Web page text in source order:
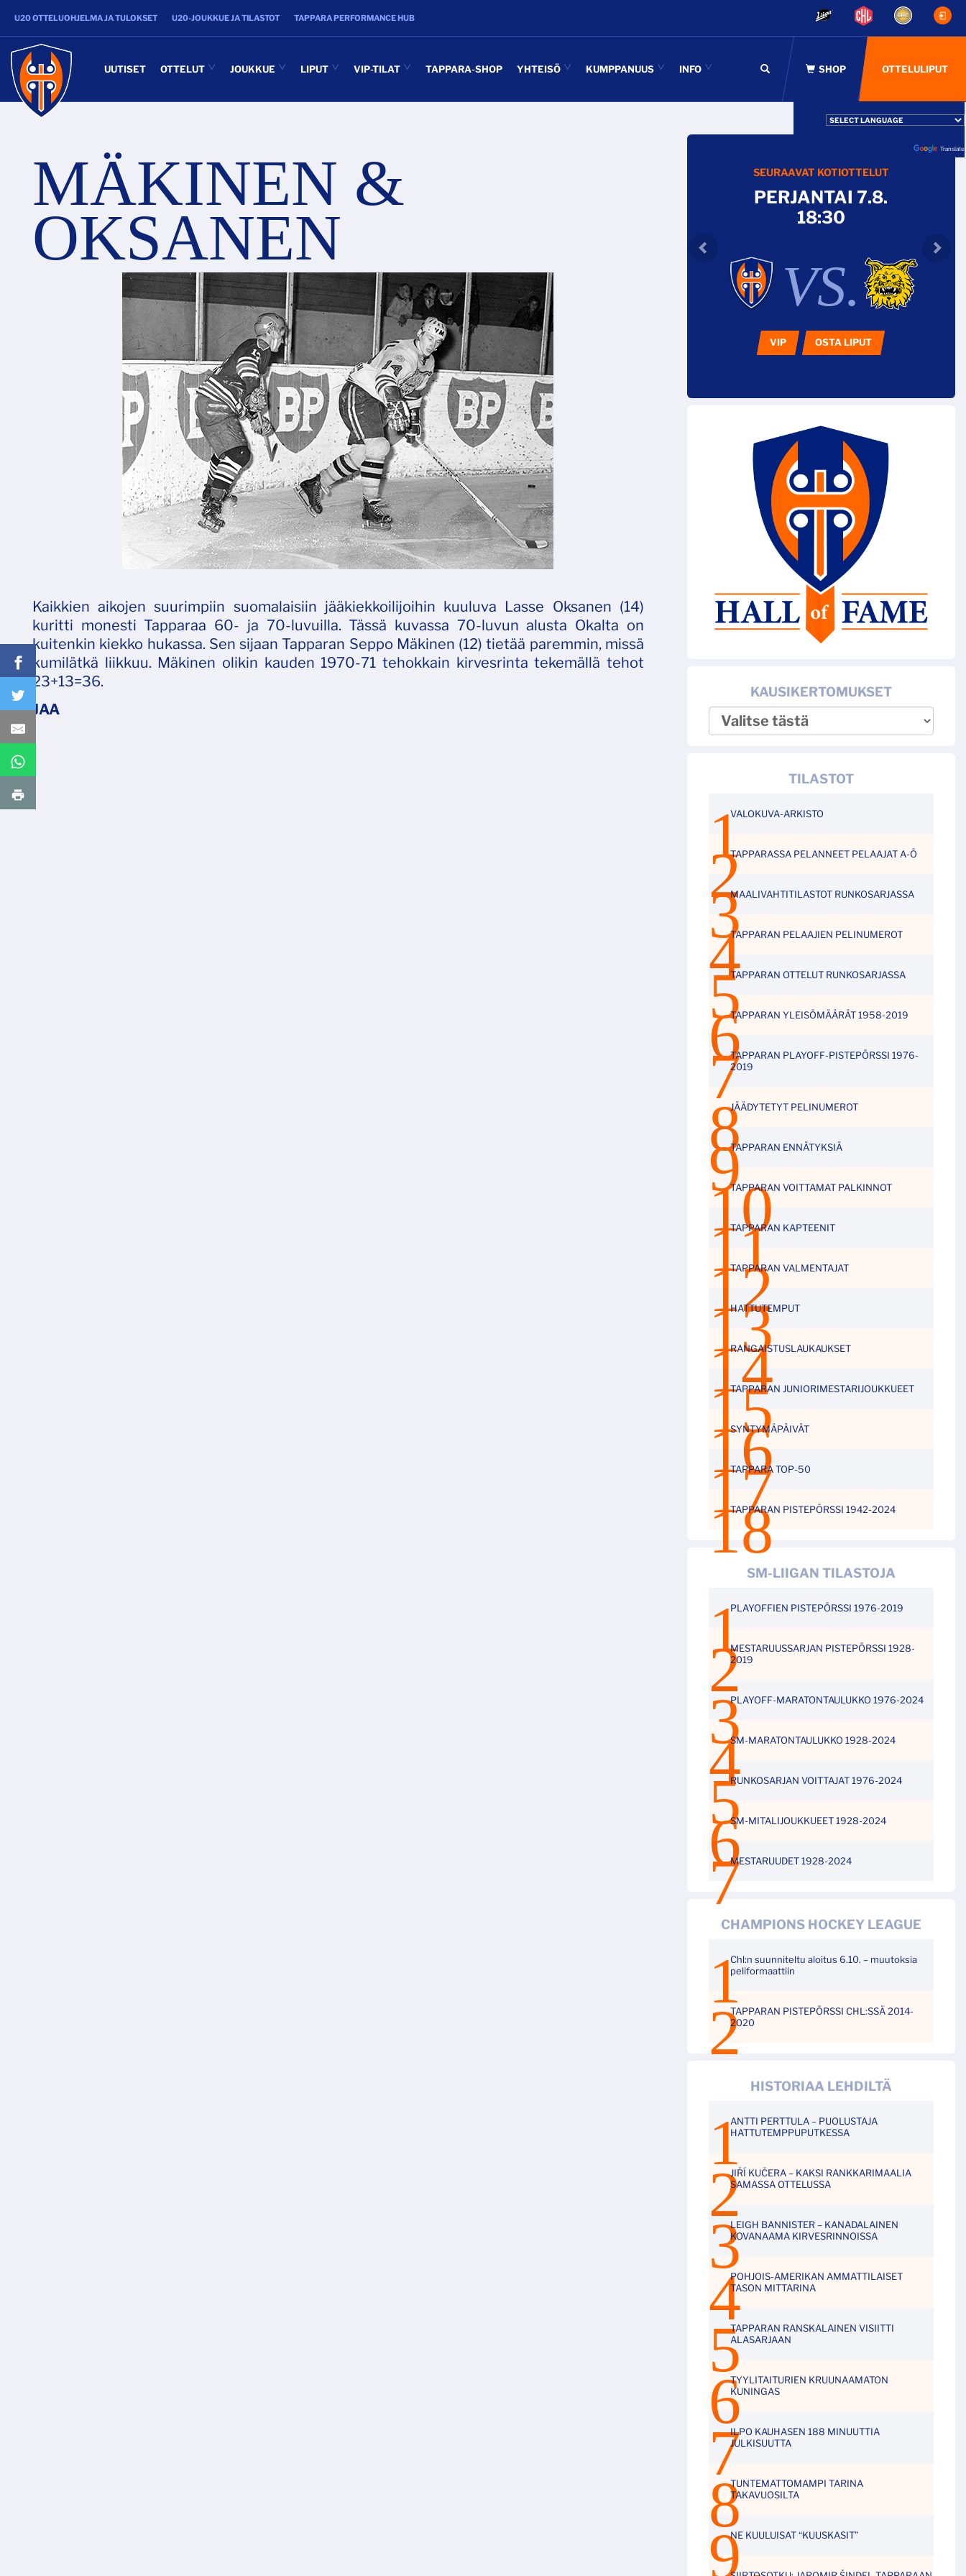
U20 OTTELUOHJELMA JA TULOKSET U20-JOUKKUE JA TILASTOT TAPPARA PERFORMANCE HUB
OTTELULIPUT
Translate
UUTISET OTTELUT JOUKKUE LIPUT VIP-TILAT TAPPARA-SHOP YHTEISÖ KUMPPANUUS INFO
MÄKINEN &
OKSANEN
Kaikkien aikojen suurimpiin suomalaisiin jääkiekkoilijoihin kuuluva Lasse Oksanen (14)
kuritti monesti Tapparaa 60- ja 70-luvuilla. Tässä kuvassa 70-luvun alusta Okalta on
kuitenkin kiekko hukassa. Sen sijaan Tapparan Seppo Mäkinen (12) tietää paremmin, missä
kumilätkä liikkuu. Mäkinen olikin kauden 1970-71 tehokkain kirvesrinta tekemällä tehot
23+13=36.
SEURAAVAT KOTIOTTELUT
PERJANTAI 7.8.
18:30
VS.
VIP OSTA LIPUT
KAUSIKERTOMUKSET
TILASTOT
VALOKUVA-ARKISTO
TAPPARASSA PELANNEET PELAAJAT A-Ö
MAALIVAHTITILASTOT RUNKOSARJASSA
TAPPARAN PELAAJIEN PELINUMEROT
TAPPARAN OTTELUT RUNKOSARJASSA
TAPPARAN YLEISÖMÄÄRÄT 1958-2019
TAPPARAN PLAYOFF-PISTEPÖRSSI 1976-
2019
JÄÄDYTETYT PELINUMEROT
TAPPARAN ENNÄTYKSIÄ
TAPPARAN VOITTAMAT PALKINNOT
TAPPARAN KAPTEENIT
TAPPARAN VALMENTAJAT
HATTUTEMPUT
RANGAISTUSLAUKAUKSET
TAPPARAN JUNIORIMESTARIJOUKKUEET
SYNTYMÄPÄIVÄT
TAPPARA TOP-50
TAPPARAN PISTEPÖRSSI 1942-2024
SM-LIIGAN TILASTOJA
PLAYOFFIEN PISTEPÖRSSI 1976-2019
MESTARUUSSARJAN PISTEPÖRSSI 1928-
2019
PLAYOFF-MARATONTAULUKKO 1976-2024
SM-MARATONTAULUKKO 1928-2024
RUNKOSARJAN VOITTAJAT 1976-2024
SM-MITALIJOUKKUEET 1928-2024
MESTARUUDET 1928-2024
CHAMPIONS HOCKEY LEAGUE
Chl:n suunniteltu aloitus 6.10. – muutoksia
peliformaattiin
TAPPARAN PISTEPÖRSSI CHL:SSÄ 2014-
2020
HISTORIAA LEHDILTÄ
ANTTI PERTTULA – PUOLUSTAJA
HATTUTEMPPUPUTKESSA
JIŘÍ KUČERA – KAKSI RANKKARIMAALIA
SAMASSA OTTELUSSA
LEIGH BANNISTER – KANADALAINEN
KOVANAAMA KIRVESRINNOISSA
POHJOIS-AMERIKAN AMMATTILAISET
TASON MITTARINA
TAPPARAN RANSKALAINEN VISIITTI
ALASARJAAN
TYYLITAITURIEN KRUUNAAMATON
KUNINGAS
ILPO KAUHASEN 188 MINUUTTIA
JULKISUUTTA
TUNTEMATTOMAMPI TARINA
TAKAVUOSILTA
NE KUULUISAT “KUUSKASIT”